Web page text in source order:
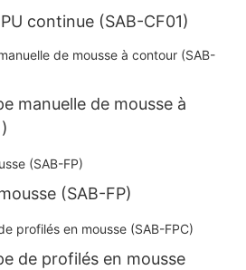
continue (SAB-CF01)
manuelle de mousse à
(SAB-FP)
de profilés en mousse